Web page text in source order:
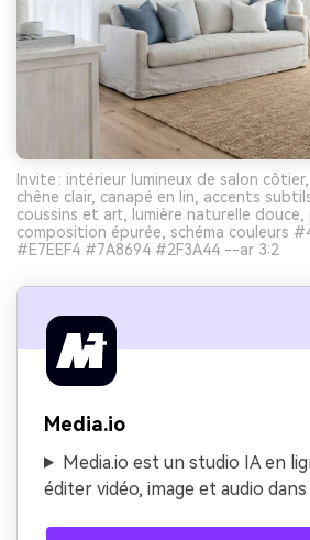
Invite : intérieur lumineux de salon
chêne clair, canapé en lin, accents
coussins et art, lumière naturelle
composition épurée, schéma couleurs
#E7EEF4 #7A8694 #2F3A44 --ar 3:2
Media.io
Media.io est un studio IA en
éditer vidéo, image et audio